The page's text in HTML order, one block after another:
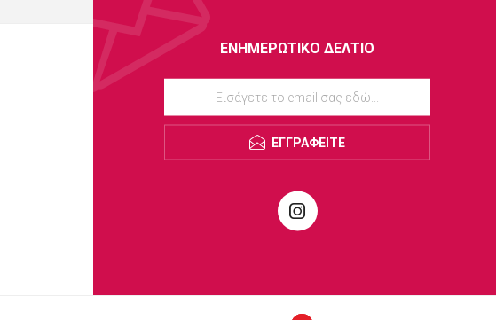
ΕΝΗΜΕΡΩΤΙΚΌ ΔΕΛΤΊΟ
ΕΓΓΡΑΦΕΊΤΕ